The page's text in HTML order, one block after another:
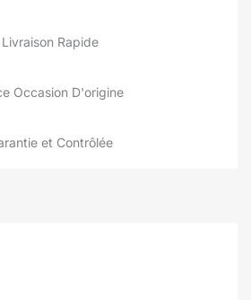
Livraison Rapide
Occasion D'origine
et Contrôlée